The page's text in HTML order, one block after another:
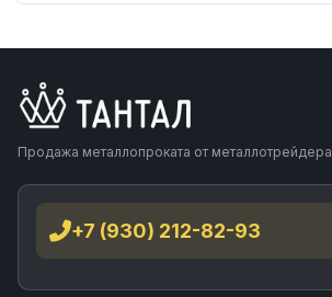
Продажа металлопроката от металлотрейдера
+7 (930) 212-82-93